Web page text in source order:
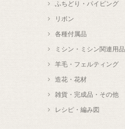
ふちどり・パイピング
リボン
各種付属品
ミシン・ミシン関連用品
羊毛・フェルティング
造花・花材
雑貨・完成品・その他
レシピ・編み図